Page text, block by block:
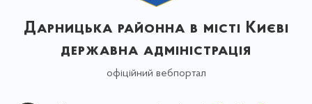
Дарницька районна в місті Києві
державна адміністрація
офіційний вебпортал